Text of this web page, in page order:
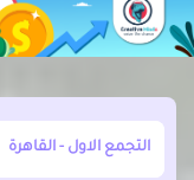
أبحث عن مدينة,